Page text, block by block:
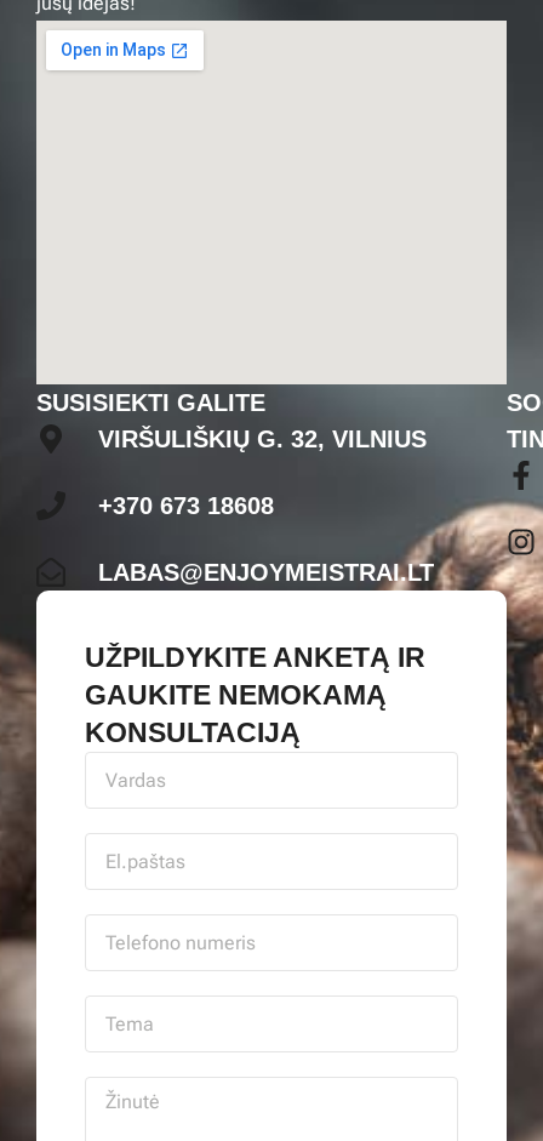
SUSISIEKTI GALITE
VIRŠULIŠKIŲ G. 32, VILNIUS
+370 673 18608
LABAS@ENJOYMEISTRAI.LT
UŽPILDYKITE ANKETĄ IR
GAUKITE NEMOKAMĄ
KONSULTACIJĄ